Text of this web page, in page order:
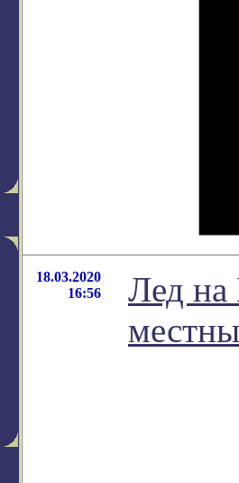
18.03.2020
16:56
Лед на